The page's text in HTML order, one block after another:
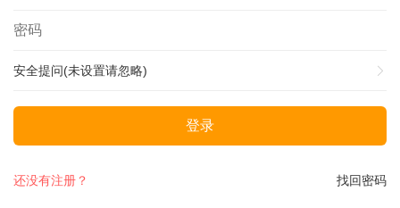
安全提问(未设置请忽略)
登录
找回密码
还没有注册？